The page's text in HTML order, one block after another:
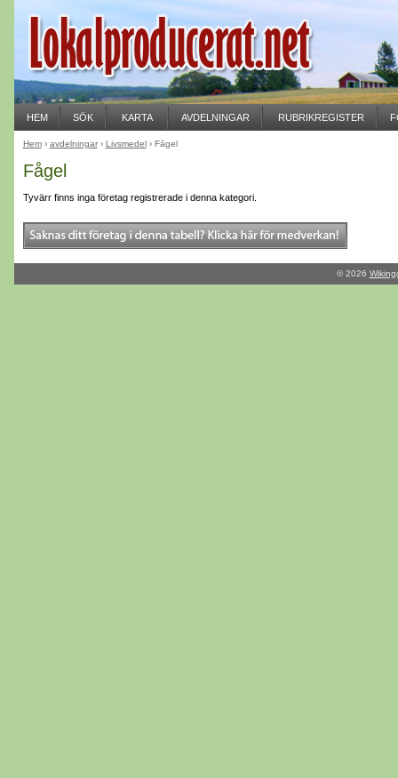
Fågel
Tyvärr finns inga företag registrerade i denna kategori.
Hem› avdelningar› Livsmedel› Fågel
© 2026
HEM SÖK KARTA AVDELNINGAR RUBRIKREGISTER